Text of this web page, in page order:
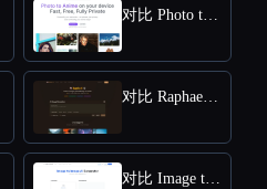
对比 Photo to Anime
对比 Raphael AI
对比 Image to Image